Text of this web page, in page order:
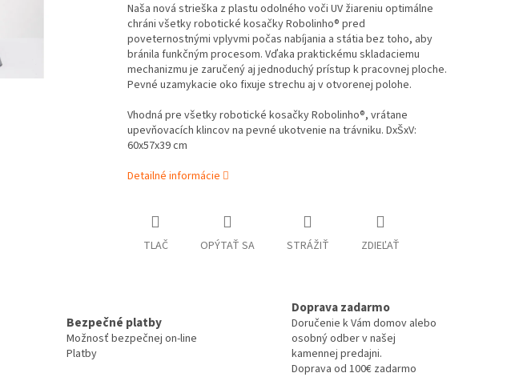
Naša nová strieška z plastu odolného voči UV žiareniu optimálne
chráni všetky robotické kosačky Robolinho® pred
poveternostnými vplyvmi počas nabíjania a státia bez toho, aby
bránila funkčným procesom. Vďaka praktickému skladaciemu
mechanizmu je zaručený aj jednoduchý prístup k pracovnej ploche.
Pevné uzamykacie oko fixuje strechu aj v otvorenej polohe.
Vhodná pre všetky robotické kosačky Robolinho®, vrátane
upevňovacích klincov na pevné ukotvenie na trávniku. DxŠxV:
60x57x39 cm
Detailné informácie
TLAČ OPÝTAŤ SA STRÁŽIŤ ZDIEĽAŤ
Bezpečné platby
Možnosť bezpečnej on-line
Platby
Doprava zadarmo
Doručenie k Vám domov alebo
osobný odber v našej
kamennej predajni.
Doprava od 100€ zadarmo